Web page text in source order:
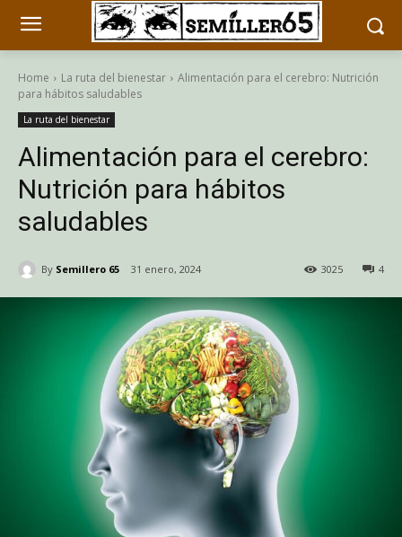
Home La ruta del bienestar
Alimentación para el cerebro: Nutrición
para hábitos saludables
La ruta del bienestar
Alimentación para el cerebro:
Nutrición para hábitos
saludables
By Semillero 65 31 enero, 2024 4
3025